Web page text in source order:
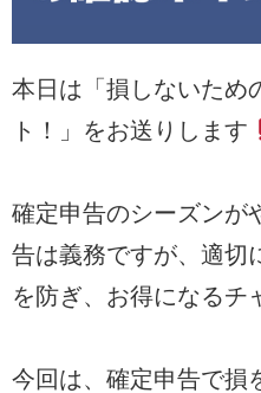
本日は「損しないため
ト！」をお送りします
確定申告のシーズンが
告は義務ですが、適切
を防ぎ、お得になるチ
今回は、確定申告で損